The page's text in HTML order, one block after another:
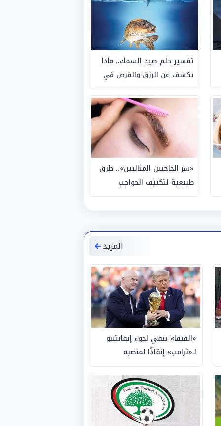
تفسير حلم صيد السمك.. ماذا
يكشف عن الرزق والفرص في
حياتك؟
«سر الحاجبين المثاليين».. طرق
طبيعية لتكثيف الحواجب
الخفيفة
المزيد
«الفيفا» ينفي لجوء إنفانتينو
لـ«ترامب» إنقاذًا لمنصبه